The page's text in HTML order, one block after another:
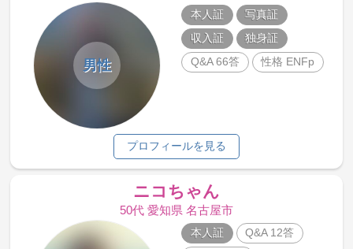
男性
本人証
写真証
収入証
独身証
Q&A 66答
性格 ENFp
プロフィールを見る
ニコちゃん
50代 愛知県 名古屋市
本人証
Q&A 12答